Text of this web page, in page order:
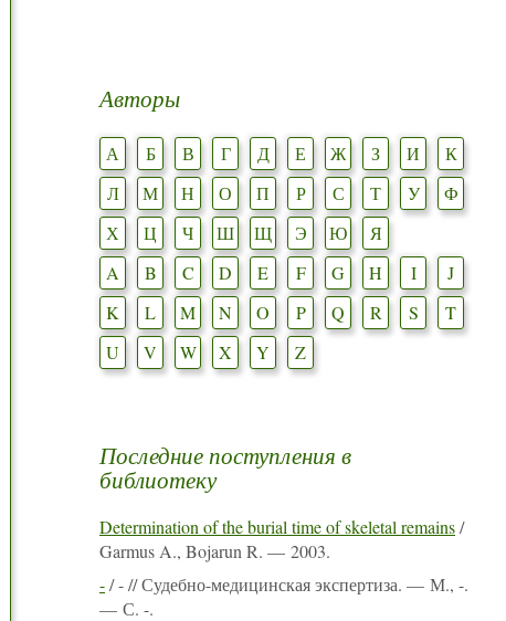
Авторы
А Б В Г Д Е Ж З И
К
Л
М Н О П Р С Т У
Ф
Х
Ц Ч Ш Щ Э Ю
Я
A
B C D E F G H I
J
K
L M N O P Q R S
T
U
V W X Y Z
Последние поступления в
библиотеку
Determination of the burial time of skeletal remains/
Garmus A., Bojarun R. — 2003.
-/ - // Судебно-медицинская экспертиза. — М., -.
— С. -.